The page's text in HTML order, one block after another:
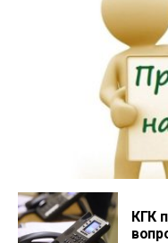
КГК